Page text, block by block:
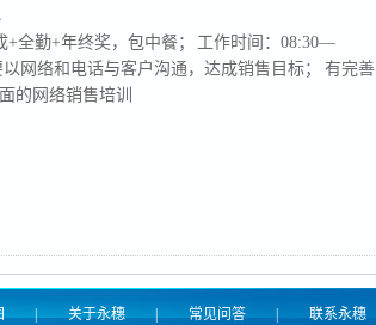
+全勤+年终奖，包中餐； 工作时间：08:30—
以网络和电话与客户沟通，达成销售目标； 有完善
的网络销售培训
| 关于永穗 | 常见问答 联系永穗